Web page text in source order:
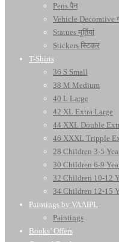
Pens पैन
Vehicle Decorative
Statues मूर्तियां
Stickers स्टिकर
T-Shirts
36 S Small
38 M Medium
40 L Large
42 XL Extra Large
44 XXL Double
46 XXXL Tripple
28 Children 3-5
30 Children 6-9
32 Children 10-12
34 Children 12-15
Paintings by VAAIPL
Paintings
Books’ Offers